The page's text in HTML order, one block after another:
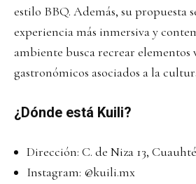
estilo BBQ. Además, su propuesta
experiencia más inmersiva y
ambiente busca recrear elementos
gastronómicos asociados a la
¿Dónde está Kuili?
Dirección: C. de Niza 13,
Instagram: @kuili.mx